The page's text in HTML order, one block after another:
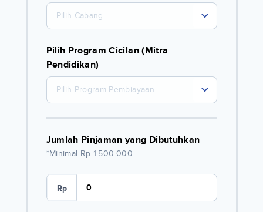
Pilih Cabang
Pilih Program Cicilan (Mitra
Pendidikan)
Pilih Program Pembiayaan
Jumlah Pinjaman yang Dibutuhkan
*Minimal Rp 1.500.000
Rp